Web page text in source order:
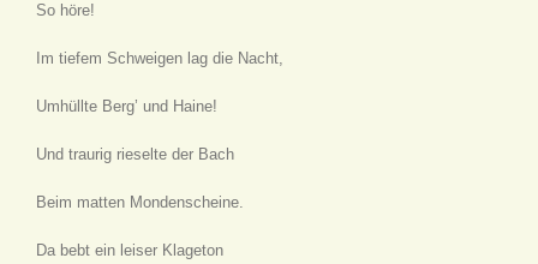
So höre!
Im tiefem Schweigen lag die Nacht,
Umhüllte Berg’ und Haine!
Und traurig rieselte der Bach
Beim matten Mondenscheine.
Da bebt ein leiser Klageton